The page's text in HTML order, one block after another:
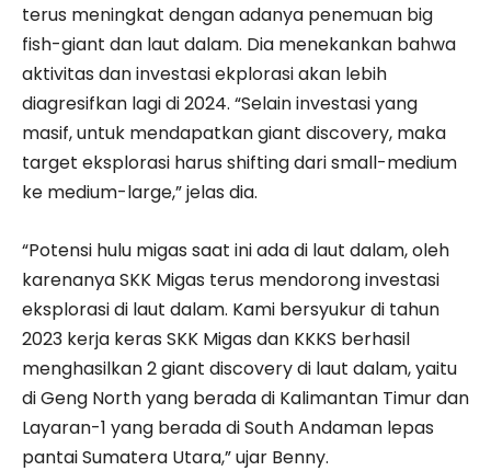
terus meningkat dengan adanya penemuan big
fish-giant dan laut dalam. Dia menekankan bahwa
aktivitas dan investasi ekplorasi akan lebih
diagresifkan lagi di 2024. “Selain investasi yang
masif, untuk mendapatkan giant discovery, maka
target eksplorasi harus shifting dari small-medium
ke medium-large,” jelas dia.
“Potensi hulu migas saat ini ada di laut dalam, oleh
karenanya SKK Migas terus mendorong investasi
eksplorasi di laut dalam. Kami bersyukur di tahun
2023 kerja keras SKK Migas dan KKKS berhasil
menghasilkan 2 giant discovery di laut dalam, yaitu
di Geng North yang berada di Kalimantan Timur dan
Layaran-1 yang berada di South Andaman lepas
pantai Sumatera Utara,” ujar Benny.